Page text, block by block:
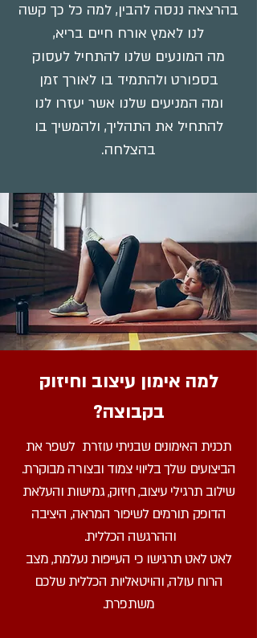
בהרצאה ננסה להבין, למה כל כך קשה
לנו לאמץ אורח חיים בריא,
מה המונעים שלנו להתחיל לעסוק
בספורט ולהתמיד בו לאורך זמן
ומה המניעים שלנו אשר יעזרו לנו
להתחיל את התהליך, ולהמשיך בו
בהצלחה.
למה אימון עיצוב וחיזוק
בקבוצה?
תכנית האימונים שבניתי עוזרת לשפר את
הביצועים שלך בליווי צמוד ובצורה מבוקרת.
שילוב תרגילי עיצוב,חיזוק, גמישות והעלאת
הדופק תורמים לשיפור המראה, היציבה
וההרגשה הכללית.
לאט לאט תרגישו כי העייפות נעלמת, מצב
הרוח עולה, והויטאליות הכללית שלכם
משתפרת.